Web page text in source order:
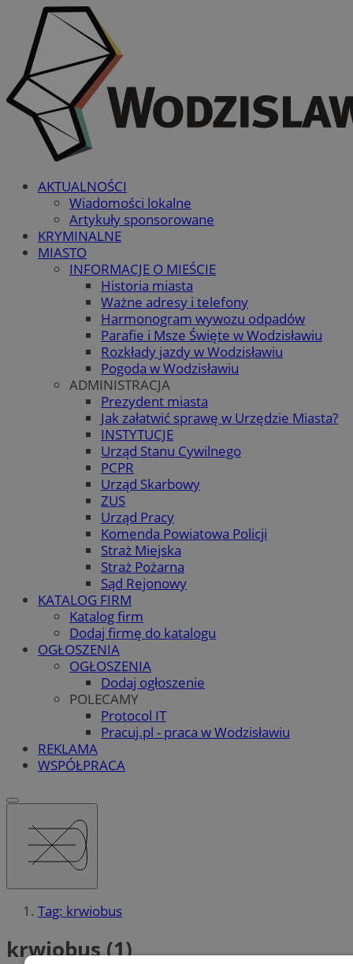
AKTUALNOŚCI
Wiadomości lokalne
Artykuły sponsorowane
KRYMINALNE
MIASTO
INFORMACJE O MIEŚCIE
Historia miasta
Ważne adresy i telefony
Harmonogram wywozu odpadów
Parafie i Msze Święte w Wodzisławiu
Rozkłady jazdy w Wodzisławiu
Pogoda w Wodzisławiu
ADMINISTRACJA
Prezydent miasta
Jak załatwić sprawę w Urzędzie Miasta?
INSTYTUCJE
Urząd Stanu Cywilnego
PCPR
Urząd Skarbowy
ZUS
Urząd Pracy
Komenda Powiatowa Policji
Straż Miejska
Straż Pożarna
Sąd Rejonowy
KATALOG FIRM
Katalog firm
Dodaj firmę do katalogu
OGŁOSZENIA
OGŁOSZENIA
Dodaj ogłoszenie
POLECAMY
Protocol IT
Pracuj.pl - praca w Wodzisławiu
REKLAMA
WSPÓŁPRACA
Tag: krwiobus
krwiobus (1)